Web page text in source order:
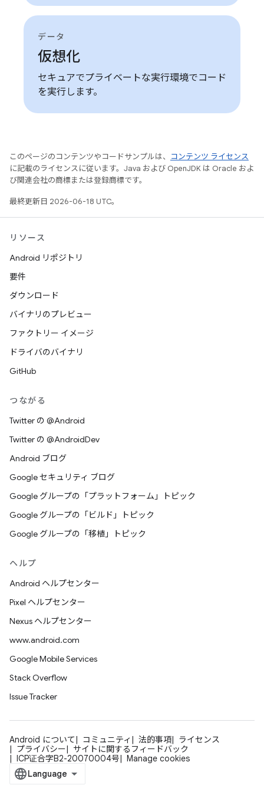
データ
仮想化
セキュアでプライベートな実行環境でコード
を実行します。
このページのコンテンツやコードサンプルは、
コンテンツ ライセンス
に記載のライセンスに従います。Java および OpenJDK は Oracle およ
び関連会社の商標または登録商標です。
最終更新日 2026-06-18 UTC。
リソース
Android リポジトリ
要件
ダウンロード
バイナリのプレビュー
ファクトリー イメージ
ドライバのバイナリ
GitHub
つながる
Twitter の @Android
Twitter の @AndroidDev
Android ブログ
Google セキュリティ ブログ
Google グループの「プラットフォーム」トピック
Google グループの「ビルド」トピック
Google グループの「移植」トピック
ヘルプ
Android ヘルプセンター
Pixel ヘルプセンター
Nexus ヘルプセンター
www.android.com
Google Mobile Services
Stack Overflow
Issue Tracker
Android について コミュニティ 法的事項
ライセンス
プライバシー
サイトに関するフィードバック
ICP证合字B2-20070004号
Manage cookies